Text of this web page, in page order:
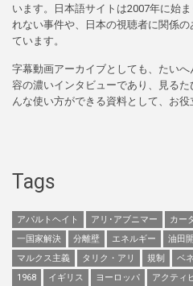
います。日本語サイトは2007年に始
れない事件や、日本の視聴者に関係
ています。
字幕動画アーカイブとしても、たい
容の濃いインタビューであり、見る
んな使い方ができる資料として、お役
Tags
アパルトヘイト アリ･アブニマー カー
一国家解決
分離壁 エネルギー 油田
マルクス主義
タリク・アリ 規制 ベ
1968
イギリス ヨーロッパ アクティ